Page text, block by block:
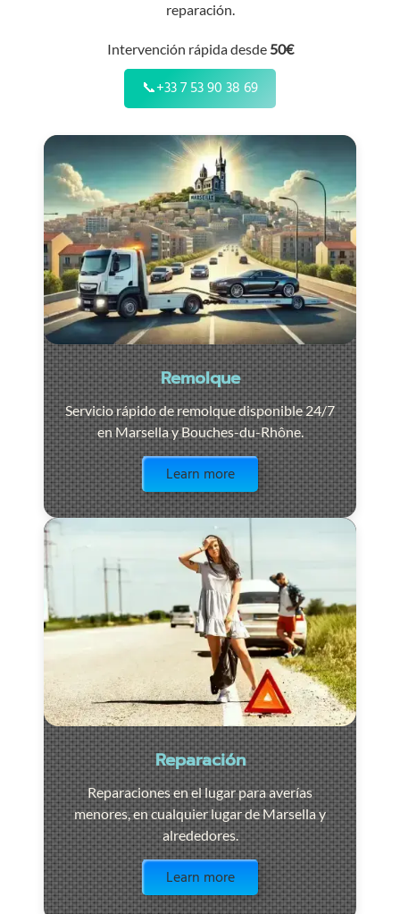
reparación.
Intervención rápida desde 50€
📞+33 7 53 90 38 69
Remolque
Servicio rápido de remolque disponible 24/7
en Marsella y Bouches-du-Rhône.
Learn more
Reparación
Reparaciones en el lugar para averías
menores, en cualquier lugar de Marsella y
alrededores.
Learn more